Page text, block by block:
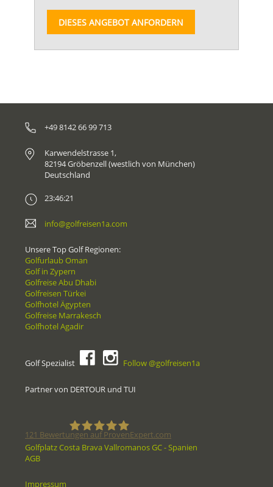
DIESES ANGEBOT ANFORDERN
+49 8142 66 99 713
Karwendelstrasse 1,
82194 Gröbenzell (westlich von München)
Deutschland
23:46:21
info@golfreisen1a.com
Unsere Top Golf Regionen:
Golfurlaub Oman
Golf in Zypern
Golfreise Abu Dhabi
Golfreisen Türkei
Golfhotel Ägypten
Golfreise Marrakesch
Golfhotel Agadir
Golf Spezialist Follow @golfreisen1a
Partner von DERTOUR und TUI
121 Bewertungen auf ProvenExpert.com
Golfplatz Costa Brava Vallromanos GC - Spanien
AGB
Impressum